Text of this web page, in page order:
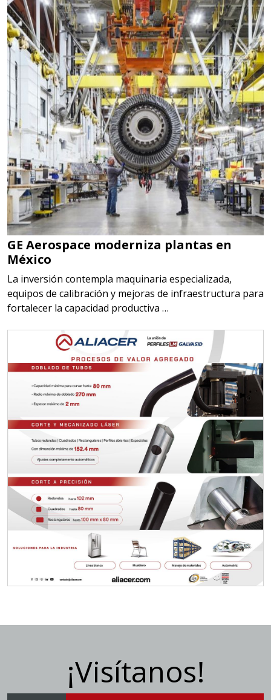
GE Aerospace moderniza plantas en
México
La inversión contempla maquinaria especializada,
equipos de calibración y mejoras de infraestructura para
fortalecer la capacidad productiva …
¡Visítanos!